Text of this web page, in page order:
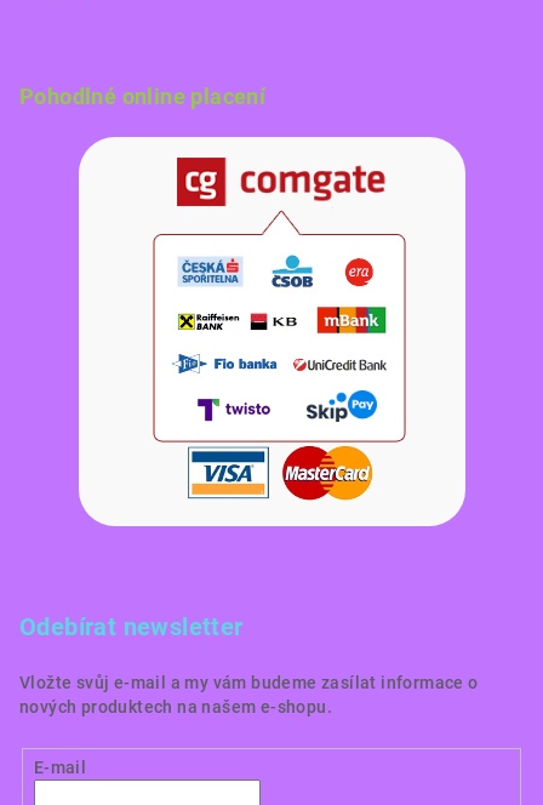
Pohodlné online placení
Odebírat newsletter
Vložte svůj e-mail a my vám budeme zasílat informace o
nových produktech na našem e-shopu.
E-mail